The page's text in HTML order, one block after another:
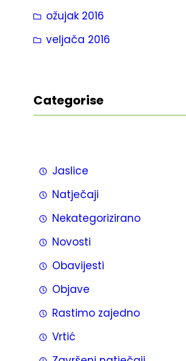
ožujak 2016
veljača 2016
Categorise
Jaslice
Natječaji
Nekategorizirano
Novosti
Obavijesti
Objave
Rastimo zajedno
Vrtić